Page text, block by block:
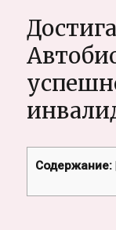
Содержание: